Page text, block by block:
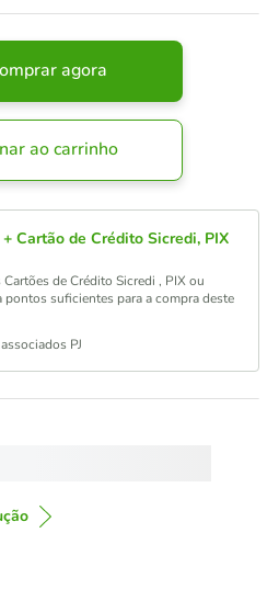
agora
ao carrinho
Cartão de Crédito Sicredi, PIX
de Crédito Sicredi , PIX ou
suficientes para a compra deste
PJ